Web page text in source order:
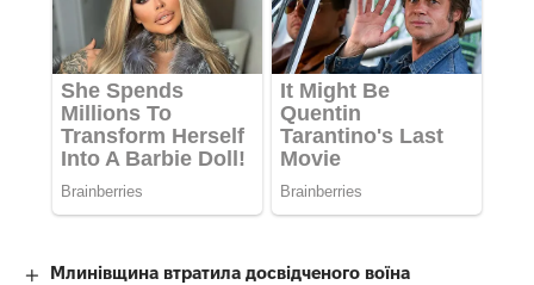
Млинівщина втратила досвідченого воїна